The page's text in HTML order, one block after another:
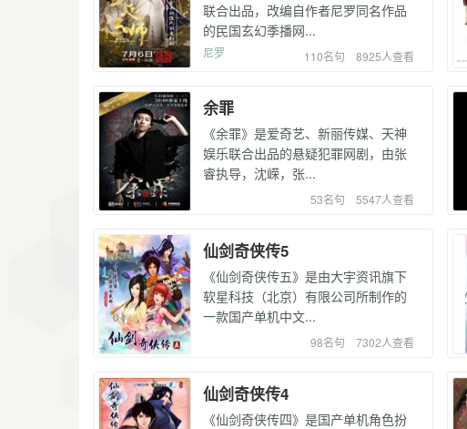
联合出品，改编自作者尼罗同名作品
的民国玄幻季播网...
尼罗 110名句 8925人查看
余罪
《余罪》是爱奇艺、新丽传媒、天神
娱乐联合出品的悬疑犯罪网剧，由张
睿执导，沈嵘，张...
53名句 5547人查看
仙剑奇侠传5
《仙剑奇侠传五》是由大宇资讯旗下
软星科技（北京）有限公司所制作的
一款国产单机中文...
98名句 7302人查看
仙剑奇侠传4
《仙剑奇侠传四》是国产单机角色扮